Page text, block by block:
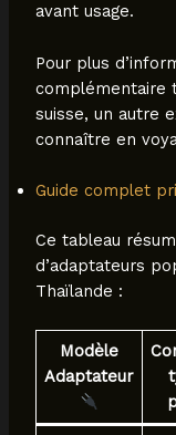
avant usage.
Pour plus
complémentaire
suisse, un autre
connaître en
Guide complet
Ce tableau
d’adaptateurs
Thaïlande :
Modèle
Adaptateur